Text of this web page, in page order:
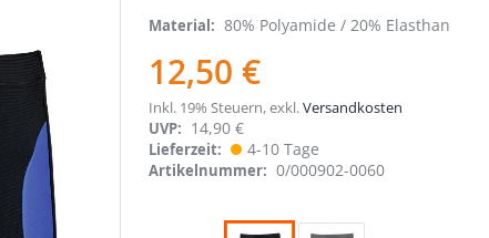
Material 80% Polyamide / 20% Elasthan
12,50 €
Inkl. 19% Steuern,exkl.Versandkosten
UVP: 14,90 €
Lieferzeit 4-10 Tage
Artikelnummer 0/000902-0060